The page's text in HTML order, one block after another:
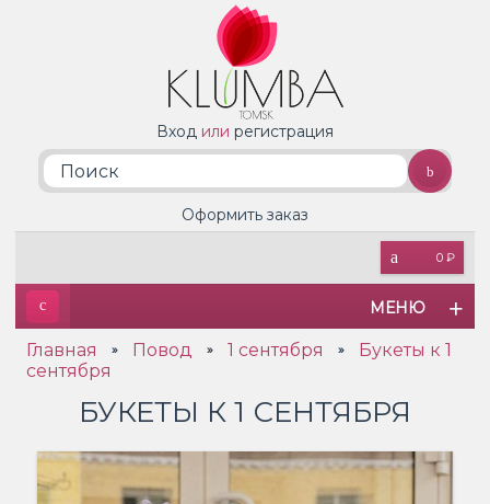
Вход или регистрация
0 ₽
Оформить заказ
МЕНЮ
Главная » Повод » 1 сентября »
Букеты к 1
сентября
БУКЕТЫ К 1 СЕНТЯБРЯ